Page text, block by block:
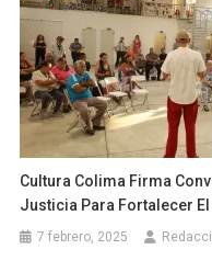
Cultura Colima Firma
Justicia Para Fortalecer
7 febrero, 2025